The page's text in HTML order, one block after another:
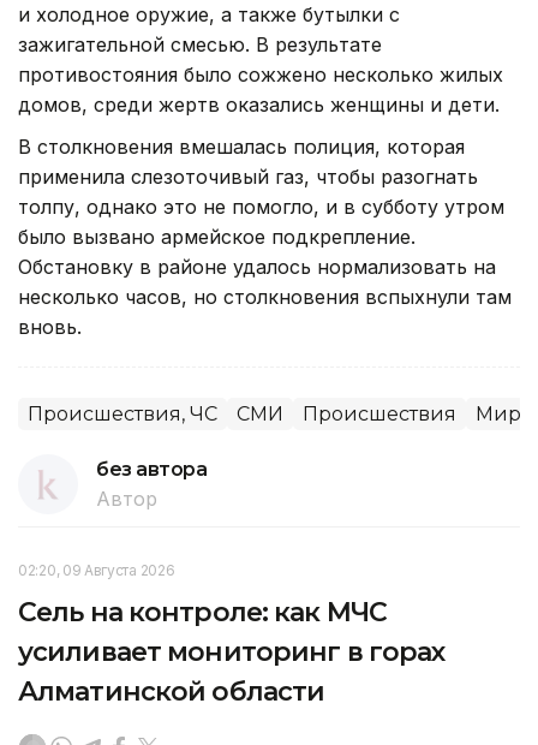
и холодное оружие, а также бутылки с
зажигательной смесью. В результате
противостояния было сожжено несколько жилых
домов, среди жертв оказались женщины и дети.
В столкновения вмешалась полиция, которая
применила слезоточивый газ, чтобы разогнать
толпу, однако это не помогло, и в субботу утром
было вызвано армейское подкрепление.
Обстановку в районе удалось нормализовать на
несколько часов, но столкновения вспыхнули там
вновь.
Происшествия, ЧС СМИ Происшествия
без автора
Автор
02:20, 09 Августа 2026
Сель на контроле: как МЧС
усиливает мониторинг в горах
Алматинской области